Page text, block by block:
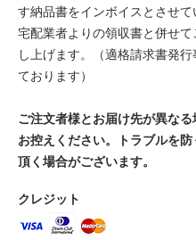
す納品書をインボイスとさせ
宅配業者よりの領収書と併せ
し上げます。（適格請求書発
ております）
ご注文者様とお届け先が異な
お控えください。トラブルを
頂く場合がございます。
クレジット